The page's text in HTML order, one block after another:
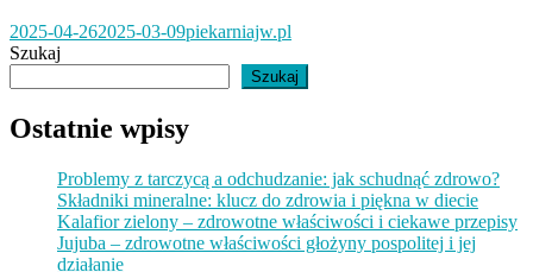
2025-04-262025-03-09piekarniajw.pl
Szukaj
Szukaj
Ostatnie wpisy
Problemy z tarczycą a odchudzanie: jak schudnąć zdrowo?
Składniki mineralne: klucz do zdrowia i piękna w diecie
Kalafior zielony – zdrowotne właściwości i ciekawe przepisy
Jujuba – zdrowotne właściwości głożyny pospolitej i jej
działanie